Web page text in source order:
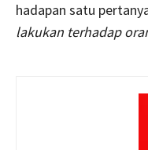
hadapan satu
lakukan terhadap